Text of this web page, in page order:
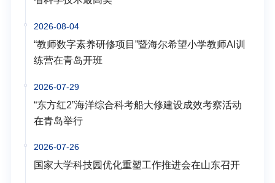
2026-08-04
“教师数字素养研修项目”暨海尔希望小学教师AI训
练营在青岛开班
2026-07-29
“东方红2”海洋综合科考船大修建设成效考察活动
在青岛举行
2026-07-26
国家大学科技园优化重塑工作推进会在山东召开